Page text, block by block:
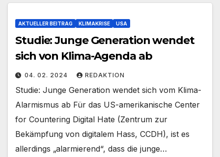
AKTUELLER BEITRAG KLIMAKRISE USA
Studie: Junge Generation wendet
sich von Klima-Agenda ab
04. 02. 2024 REDAKTION
Studie: Junge Generation wendet sich vom Klima-
Alarmismus ab Für das US-amerikanische Center
for Countering Digital Hate (Zentrum zur
Bekämpfung von digitalem Hass, CCDH), ist es
allerdings „alarmierend“, dass die junge…